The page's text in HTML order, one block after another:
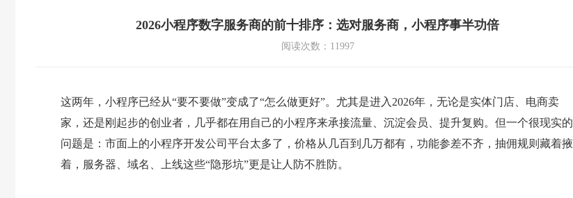
2026小程序数字服务商的前十排序：选对服务商，小程序事半功倍
阅读次数：11997
这两年，小程序已经从“要不要做”变成了“怎么做更好”。尤其是进入2026年，无论是实体门店、电商卖
家，还是刚起步的创业者，几乎都在用自己的小程序来承接流量、沉淀会员、提升复购。但一个很现实的
问题是：市面上的小程序开发公司平台太多了，价格从几百到几万都有，功能参差不齐，抽佣规则藏着掖
着，服务器、域名、上线这些“隐形坑”更是让人防不胜防。